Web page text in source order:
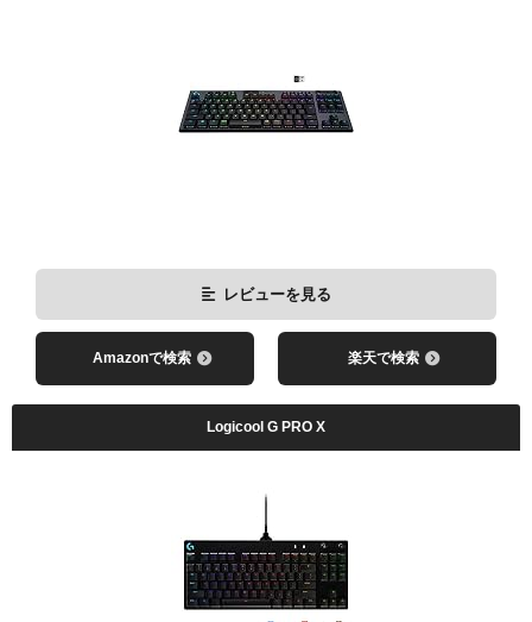
Amazonで検索 楽天で検索
レビューを見る
Amazonで検索 楽天で検索
Logicool G PRO X